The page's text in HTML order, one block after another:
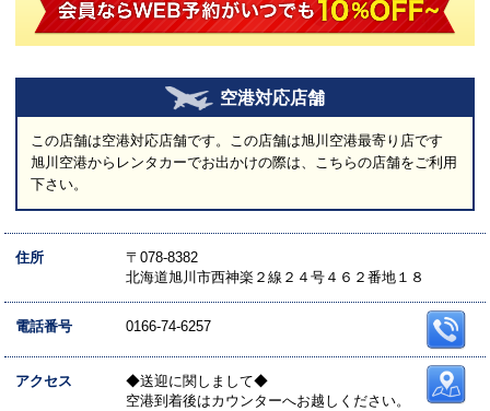
空港対応店舗
この店舗は空港対応店舗です。この店舗は旭川空港最寄り店です
旭川空港からレンタカーでお出かけの際は、こちらの店舗をご利用
下さい。
住所
〒078-8382
北海道旭川市西神楽２線２４号４６２番地１８
電話番号 0166-74-6257
アクセス
◆送迎に関しまして◆
空港到着後はカウンターへお越しください。